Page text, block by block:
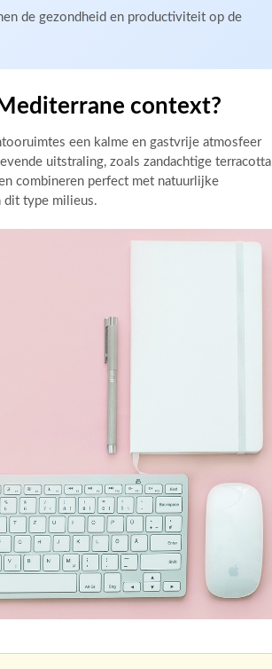
de gezondheid en productiviteit op de
context?
een kalme en gastvrije atmosfeer
uitstraling, zoals zandachtige terracotta
combineren perfect met natuurlijke
dit type milieus.